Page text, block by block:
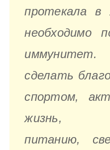
протекала в
необходимо
сделать
спортом,
жизнь,
питанию,